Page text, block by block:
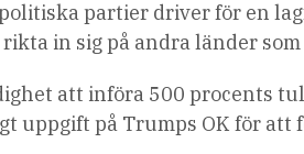
partier driver för en
in sig på andra länder
att införa 500 procents
uppgift på Trumps OK för att